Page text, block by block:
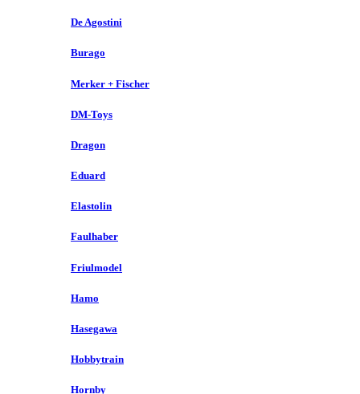
De Agostini
Burago
Merker + Fischer
DM-Toys
Dragon
Eduard
Elastolin
Faulhaber
Friulmodel
Hamo
Hasegawa
Hobbytrain
Hornby